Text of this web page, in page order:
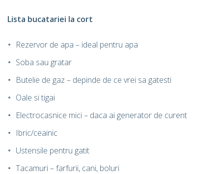
Lista bucatariei la cort
Rezervor de apa – ideal pentru apa
Soba sau gratar
Butelie de gaz – depinde de ce vrei sa gatesti
Oale si tigai
Electrocasnice mici – daca ai generator de curent
Ibric/ceainic
Ustensile pentru gatit
Tacamuri – farfurii, cani, boluri